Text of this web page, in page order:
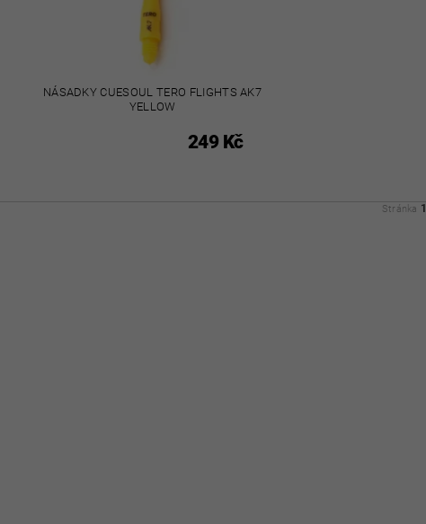
NÁSADKY CUESOUL TERO FLIGHTS AK7
YELLOW
249 Kč
Stránka 1